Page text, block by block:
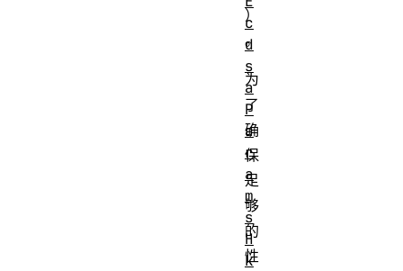
）
。
为
了
确
保
足
够
的
性
c
d
s
a
P
a
r
a
m
s
H
k